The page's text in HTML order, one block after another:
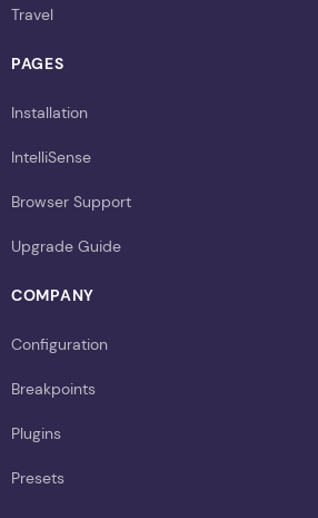
Travel
PAGES
Installation
IntelliSense
Browser Support
Upgrade Guide
COMPANY
Configuration
Breakpoints
Plugins
Presets